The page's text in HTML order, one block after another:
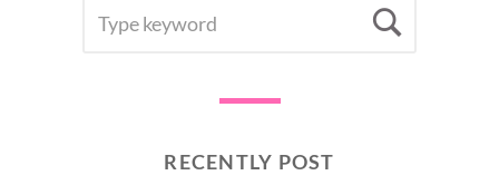
FOR:
RECENTLY POST